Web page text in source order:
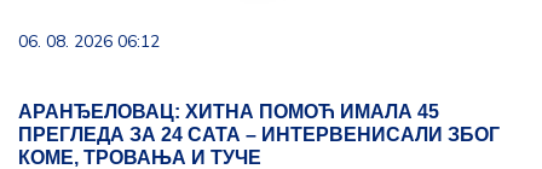
06. 08. 2026 06:12
АРАНЂЕЛОВАЦ: ХИТНА ПОМОЋ ИМАЛА 45
ПРЕГЛЕДА ЗА 24 САТА – ИНТЕРВЕНИСАЛИ ЗБОГ
КОМЕ, ТРОВАЊА И ТУЧЕ